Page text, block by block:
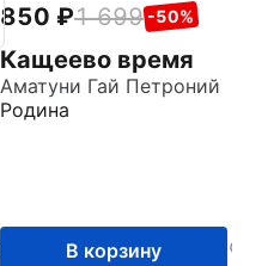
850 1 699 -50%
Кащеево время
Аматуни Гай Петроний
Родина
В корзину